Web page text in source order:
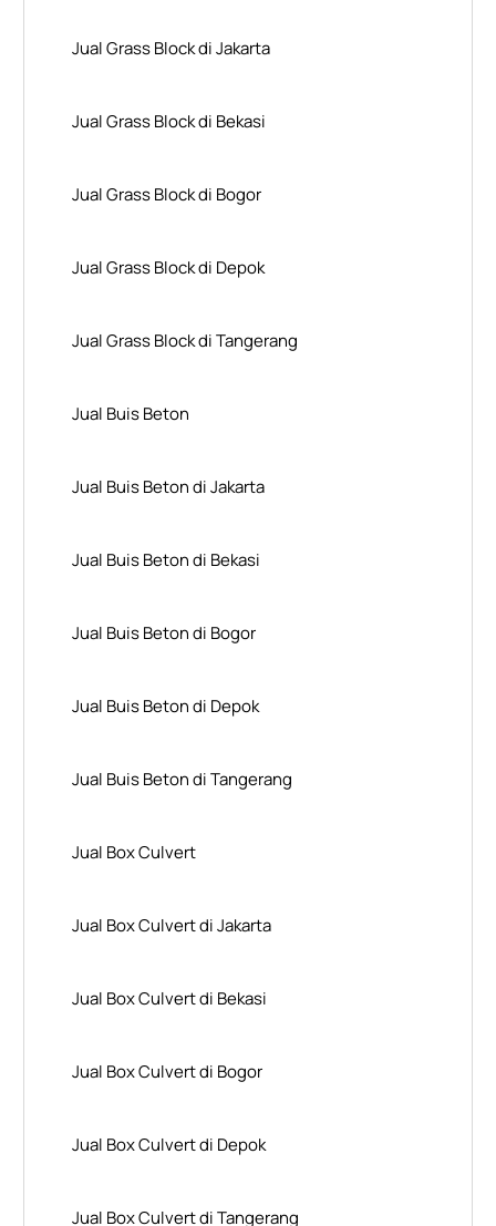
Jual Grass Block di Jakarta
Jual Grass Block di Bekasi
Jual Grass Block di Bogor
Jual Grass Block di Depok
Jual Grass Block di Tangerang
Jual Buis Beton
Jual Buis Beton di Jakarta
Jual Buis Beton di Bekasi
Jual Buis Beton di Bogor
Jual Buis Beton di Depok
Jual Buis Beton di Tangerang
Jual Box Culvert
Jual Box Culvert di Jakarta
Jual Box Culvert di Bekasi
Jual Box Culvert di Bogor
Jual Box Culvert di Depok
Jual Box Culvert di Tangerang